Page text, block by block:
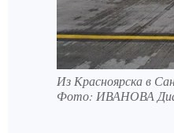
Из Красноярска в
Фото: ИВАНОВА